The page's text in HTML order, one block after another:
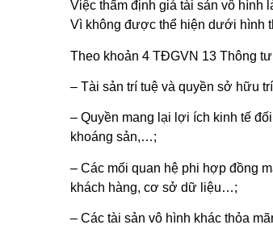
Việc thẩm định giá tài sản vô hình
Vì không được thể hiện dưới hình
Theo khoản 4 TĐGVN 13 Thông
– Tài sản trí tuệ và quyền sở hữu
– Quyền mang lại lợi ích kinh tế
khoáng sản,…;
– Các mối quan hệ phi hợp đồng
khách hàng, cơ sở dữ liệu…;
– Các tài sản vô hình khác thỏa